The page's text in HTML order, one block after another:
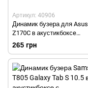
Артикул: 40906
Динамик бузера для Asus
Z170C в акустикбоксe
Оригинал Б/У
265 грн